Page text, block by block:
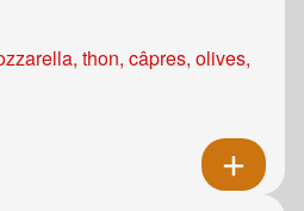
thon, câpres, olives,